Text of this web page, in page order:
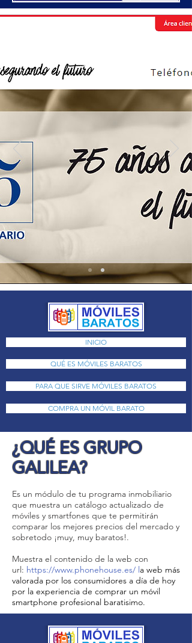
INICIO
QUÉ ES MÓVILES BARATOS
PARA QUE SIRVE MÓVILES BARATOS
COMPRA UN MÓVIL BARATO
¿QUÉ ES GRUPO
GALILEA?
Es un módulo de tu programa inmobiliario
que muestra un catálogo actualizado de
móviles y smartfones que te permitirán
comparar los mejores precios del mercado y
sobretodo ¡muy, muy baratos!.
Muestra el contenido de la web con
url: https://www.phonehouse.es/ ​ la web más
valorada por los consumidores a día de hoy
por la experiencia de comprar un móvil
smartphone profesional baratisimo.